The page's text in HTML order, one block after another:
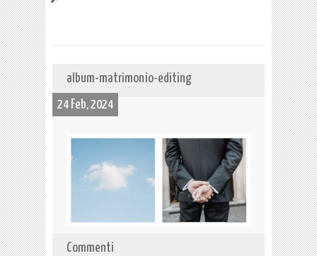
album-matrimonio-editing
24 Feb, 2024
Commenti